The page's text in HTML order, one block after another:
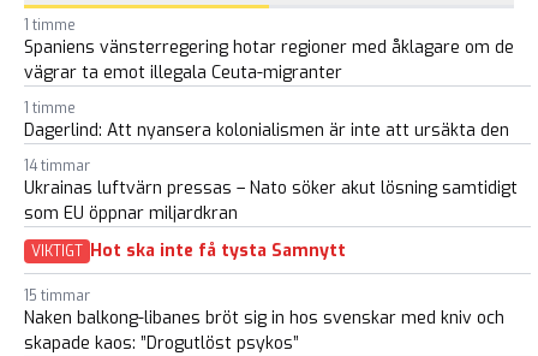
1 timme
Spaniens vänsterregering hotar regioner med åklagare om de
vägrar ta emot illegala Ceuta-migranter
1 timme
Dagerlind: Att nyansera kolonialismen är inte att ursäkta den
14 timmar
Ukrainas luftvärn pressas – Nato söker akut lösning samtidigt
som EU öppnar miljardkran
VIKTIGT Hot ska inte få tysta Samnytt
15 timmar
Naken balkong-libanes bröt sig in hos svenskar med kniv och
skapade kaos: ”Drogutlöst psykos”